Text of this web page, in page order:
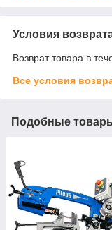
Условия
Возврат товара в
Все условия
Подобные